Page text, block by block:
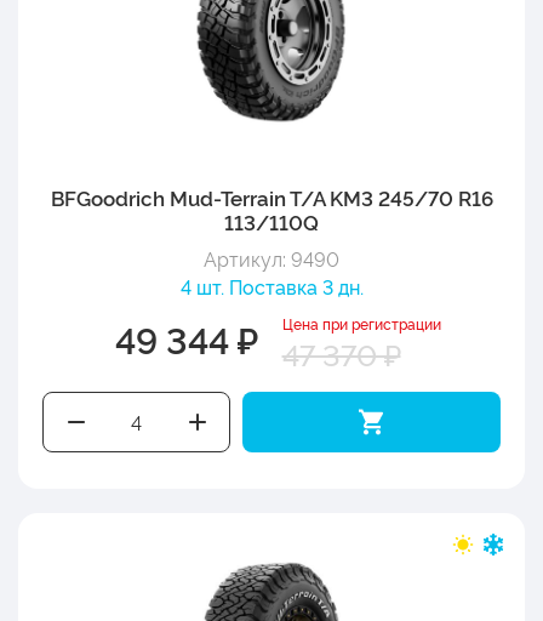
BFGoodrich Mud-Terrain T/A KM3 245/70 R16
113/110Q
Артикул: 9490
4 шт. Поставка 3 дн.
49 344 ₽ Цена при регистрации
47 370 ₽